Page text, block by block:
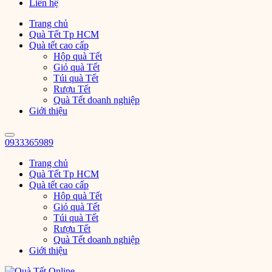
Liên hệ
Trang chủ
Quà Tết Tp HCM
Quà tết cao cấp
Hộp quà Tết
Giỏ quà Tết
Túi quà Tết
Rượu Tết
Quà Tết doanh nghiệp
Giới thiệu
0933365989
Trang chủ
Quà Tết Tp HCM
Quà tết cao cấp
Hộp quà Tết
Giỏ quà Tết
Túi quà Tết
Rượu Tết
Quà Tết doanh nghiệp
Giới thiệu